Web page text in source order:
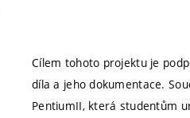
Cílem tohoto projektu je
díla a jeho dokumentace.
PentiumII, která studentům